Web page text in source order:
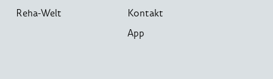
Reha-Welt
Kontakt
App